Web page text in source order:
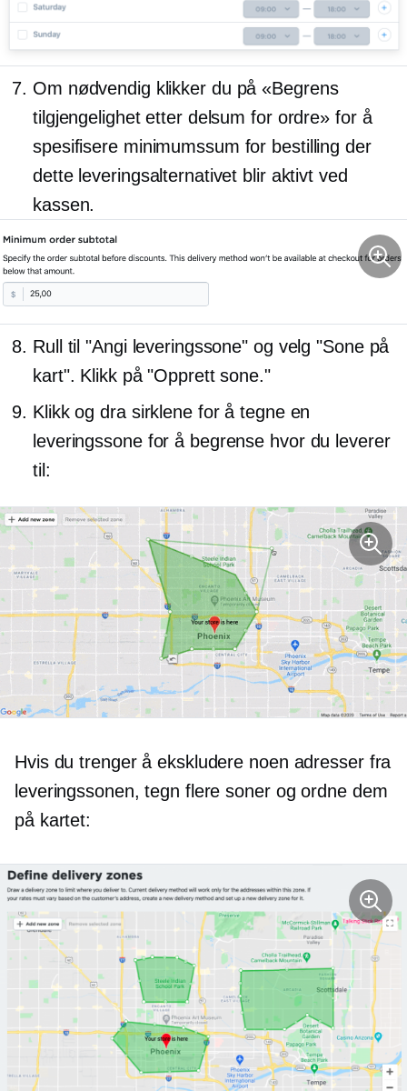
Om nødvendig klikker du på «Begrens
tilgjengelighet etter delsum for ordre» for å
spesifisere minimumssum for bestilling der
dette leveringsalternativet blir aktivt ved
kassen.
Rull til "Angi leveringssone" og velg "Sone på
kart". Klikk på "Opprett sone."
Klikk og dra sirklene for å tegne en
leveringssone for å begrense hvor du leverer
til:
Hvis du trenger å ekskludere noen adresser fra
leveringssonen, tegn flere soner og ordne dem
på kartet: